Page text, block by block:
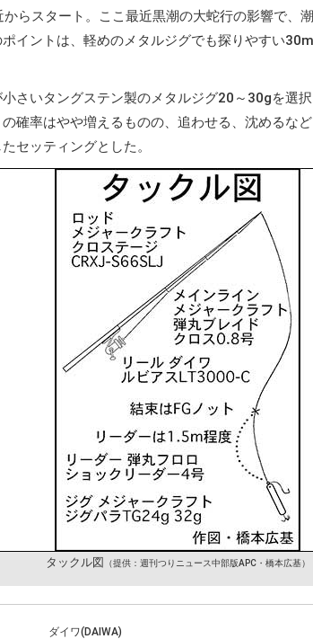
らスタート。ここ最近黒潮の大蛇行の影響で、
イントは、軽めのメタルジグでも探りやすい
さいタングステン製のメタルジグ20～30gを選
確率はやや増えるものの、追わせる、沈めるな
セッティングとした。
タックル図 （提供：週刊つりニュース中部版APC・橋本広基）
ダイワ(DAIWA)